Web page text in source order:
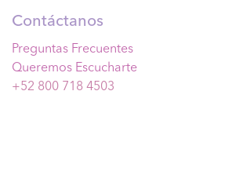
Contáctanos
Preguntas Frecuentes
Queremos Escucharte
+52 800 718 4503